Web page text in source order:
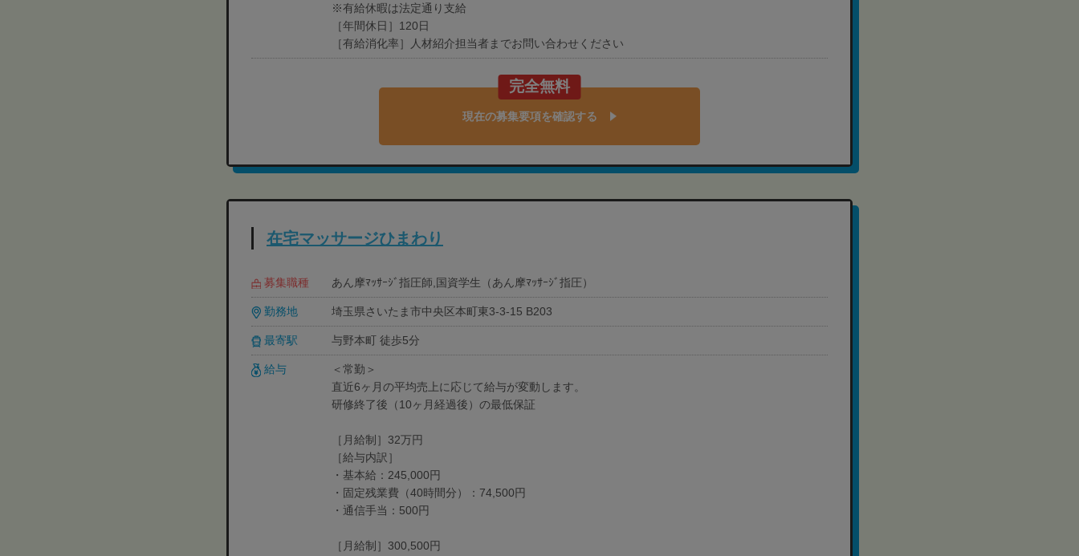
※有給休暇は法定通り支給
［年間休日］120日
［有給消化率］人材紹介担当者までお問い合わせください
完全無料
現在の募集要項を確認する
在宅マッサージひまわり
募集職種 あん摩ﾏｯｻｰｼﾞ指圧師,国資学生（あん摩ﾏｯｻｰｼﾞ指圧）
勤務地 埼玉県さいたま市中央区本町東3-3-15 B203
最寄駅 与野本町 徒歩5分
給与
＜常勤＞
直近6ヶ月の平均売上に応じて給与が変動します。
研修終了後（10ヶ月経過後）の最低保証
［月給制］32万円
［給与内訳］
・基本給：245,000円
・固定残業費（40時間分）：74,500円
・通信手当：500円
［月給制］300,500円